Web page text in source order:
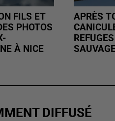
FILS ET
PHOTOS
À NICE
APRÈS
DIFFUSÉ